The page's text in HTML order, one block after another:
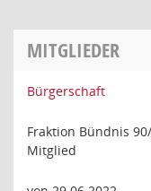
MITGLIEDER
Bürgerschaft
Fraktion Bündnis
Mitglied